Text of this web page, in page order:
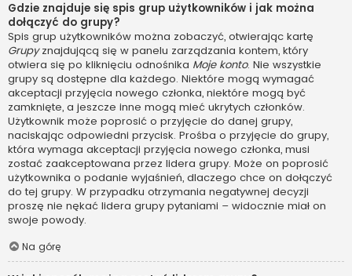
Gdzie znajduje się spis grup użytkowników i jak można
dołączyć do grupy?
Spis grup użytkowników można zobaczyć, otwierając kartę
Grupyznajdującą się w panelu zarządzania kontem, który
otwiera się po kliknięciu odnośnika Moje konto. Nie wszystkie
grupy są dostępne dla każdego. Niektóre mogą wymagać
akceptacji przyjęcia nowego członka, niektóre mogą być
zamknięte, a jeszcze inne mogą mieć ukrytych członków.
Użytkownik może poprosić o przyjęcie do danej grupy,
naciskając odpowiedni przycisk. Prośba o przyjęcie do grupy,
która wymaga akceptacji przyjęcia nowego członka, musi
zostać zaakceptowana przez lidera grupy. Może on poprosić
użytkownika o podanie wyjaśnień, dlaczego chce on dołączyć
do tej grupy. W przypadku otrzymania negatywnej decyzji
proszę nie nękać lidera grupy pytaniami – widocznie miał on
swoje powody.
Na górę